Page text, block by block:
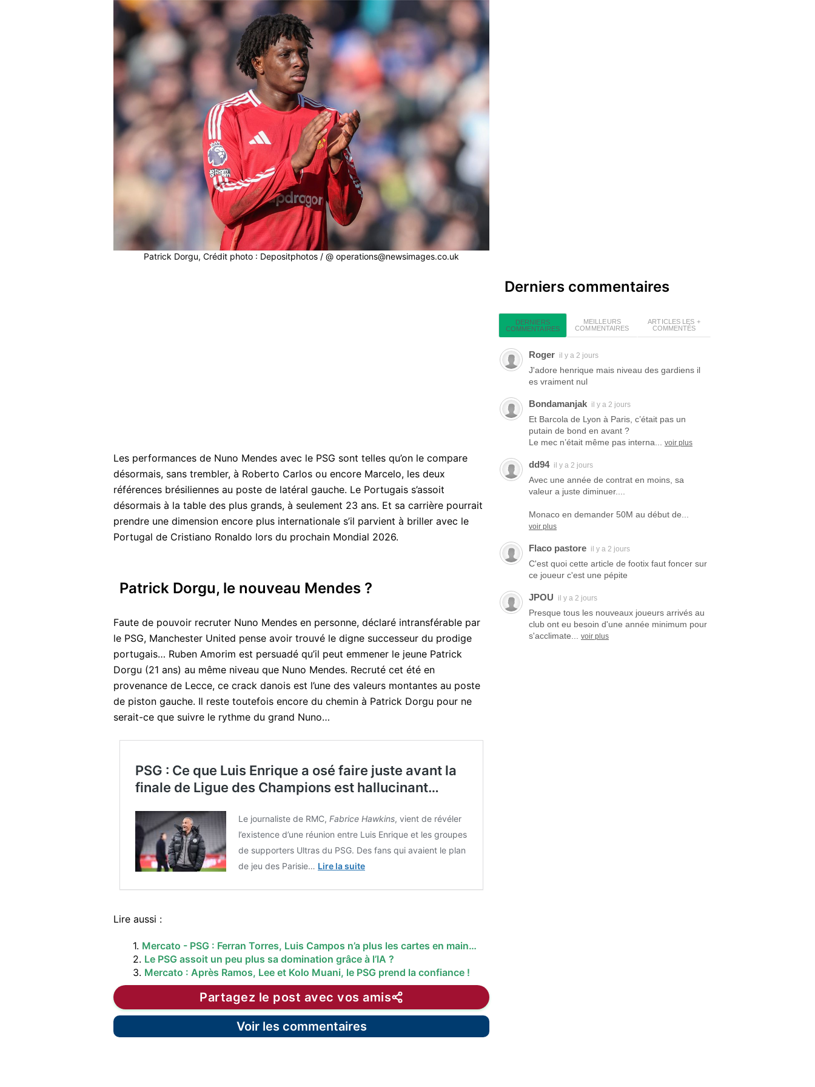
Patrick Dorgu, Crédit photo : Depositphotos / @ operations@newsimages.co.uk
Les performances de Nuno Mendes avec le PSG sont telles qu’on le compare
désormais, sans trembler, à Roberto Carlos ou encore Marcelo, les deux
références brésiliennes au poste de latéral gauche. Le Portugais s’assoit
désormais à la table des plus grands, à seulement 23 ans. Et sa carrière pourrait
prendre une dimension encore plus internationale s’il parvient à briller avec le
Portugal de Cristiano Ronaldo lors du prochain Mondial 2026.
Patrick Dorgu, le nouveau Mendes ?
Faute de pouvoir recruter Nuno Mendes en personne, déclaré intransférable par
le PSG, Manchester United pense avoir trouvé le digne successeur du prodige
portugais… Ruben Amorim est persuadé qu’il peut emmener le jeune Patrick
Dorgu (21 ans) au même niveau que Nuno Mendes. Recruté cet été en
provenance de Lecce, ce crack danois est l’une des valeurs montantes au poste
de piston gauche. Il reste toutefois encore du chemin à Patrick Dorgu pour ne
serait-ce que suivre le rythme du grand Nuno…
PSG : Ce que Luis Enrique a osé faire juste avant la
finale de Ligue des Champions est hallucinant…
Le journaliste de RMC, Fabrice Hawkins, vient de révéler
l’existence d’une réunion entre Luis Enrique et les groupes
de supporters Ultras du PSG. Des fans qui avaient le plan
de jeu des Parisie… Lire la suite
Lire aussi :
1. Mercato - PSG : Ferran Torres, Luis Campos n’a plus les cartes en main…
2. Le PSG assoit un peu plus sa domination grâce à l’IA ?
3. Mercato : Après Ramos, Lee et Kolo Muani, le PSG prend la confiance !
Partagez le post avec vos amis
Voir les commentaires
Derniers commentaires
DERNIERS
COMMENTAIRES
MEILLEURS
COMMENTAIRES
ARTICLES LES +
COMMENTÉS
Roger il y a 2 jours
J'adore henrique mais niveau des gardiens il
es vraiment nul
Bondamanjak il y a 2 jours
Et Barcola de Lyon à Paris, c’était pas un
putain de bond en avant ?
Le mec n’était même pas interna...
voir plus
dd94 il y a 2 jours
Avec une année de contrat en moins, sa
valeur a juste diminuer....
Monaco en demander 50M au début de...
voir plus
Flaco pastore il y a 2 jours
C'est quoi cette article de footix faut foncer sur
ce joueur c'est une pépite
JPOU il y a 2 jours
Presque tous les nouveaux joueurs arrivés au
club ont eu besoin d'une année minimum pour
s'acclimate...
voir plus